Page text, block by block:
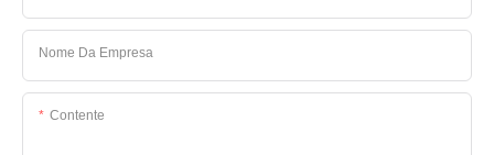
Nome Da Empresa
Contente